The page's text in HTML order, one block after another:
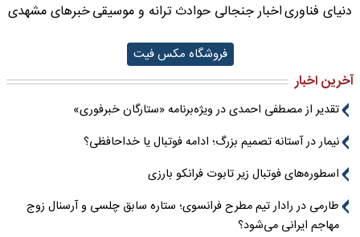
دنیای فناوریاخبار جنجالی حوادثترانه و موسیقیخبرهای مشهدی
فروشگاه مکس فیت
آخرین اخبار
تقدیر از مصطفی احمدی در ویژه‌برنامه «ستارگان خبرفوری»
نیمار در آستانه تصمیم بزرگ؛ ادامه فوتبال یا خداحافظی؟
اسطوره‌های فوتبال زیر تابوت فرانکو بارزی
طارمی در رادار تیم مطرح فرانسوی؛ ستاره سابق چلسی و آرسنال زوج
مهاجم ایرانی می‌شود؟